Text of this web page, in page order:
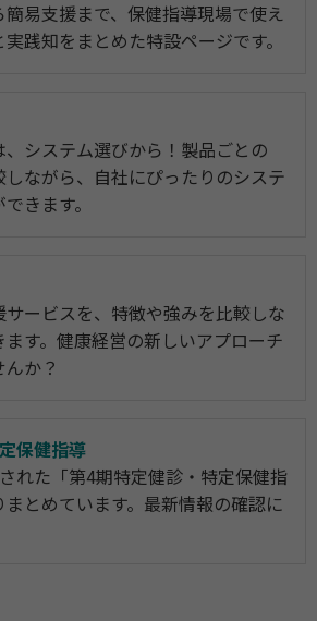
易支援まで、保健指導現場で使え
践知をまとめた特設ページです。
システム選びから！製品ごとの
しながら、自社にぴったりのシステ
きます。
サービスを、特徴や強みを比較しな
す。健康経営の新しいアプローチ
か？
保健指導
れた「第4期特定健診・特定保健指
とめています。最新情報の確認に